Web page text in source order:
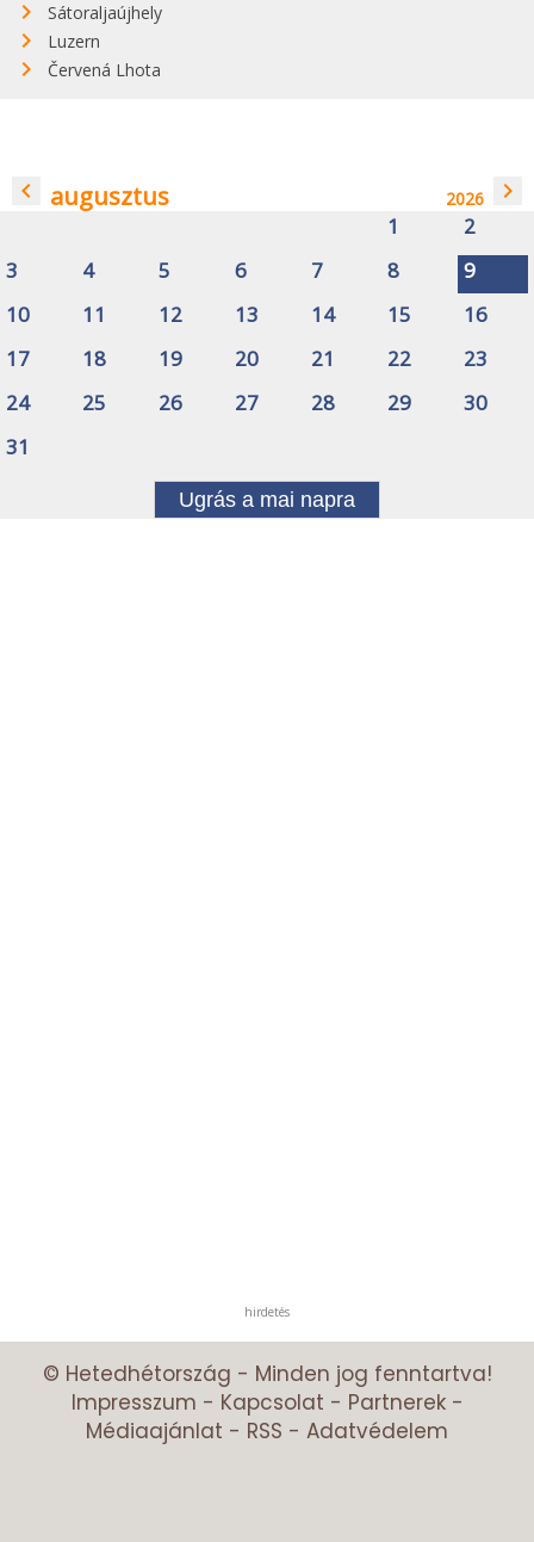
Sátoraljaújhely
Luzern
Červená Lhota
navigate_before augusztus 2026 navigate_next
1
2
3
4 5 6 7 8
9
10
11 12 13 14 15
16
17
18 19 20 21 22
23
24
25 26 27 28 29
30
31
Ugrás a mai napra
hirdetés
© Hetedhétország - Minden jog fenntartva!
Impresszum - Kapcsolat - Partnerek-
Médiaajánlat - RSS - Adatvédelem